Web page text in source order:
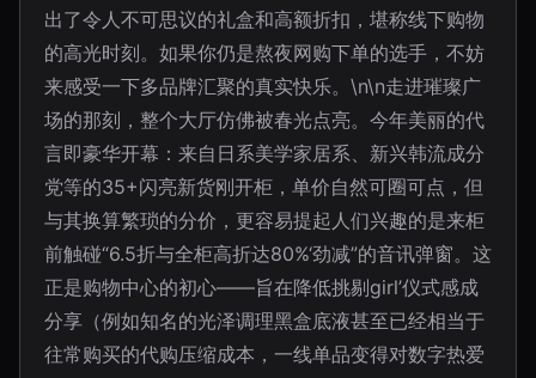
出了令人不可思议的礼盒和高额折扣，堪称线下购物
的高光时刻。如果你仍是熬夜网购下单的选手，不妨
来感受一下多品牌汇聚的真实快乐。\n\n走进璀璨广
场的那刻，整个大厅仿佛被春光点亮。今年美丽的代
言即豪华开幕：来自日系美学家居系、新兴韩流成分
党等的35+闪亮新货刚开柜，单价自然可圈可点，但
与其换算繁琐的分价，更容易提起人们兴趣的是来柜
前触碰“6.5折与全柜高折达80%‘劲减”的音讯弹窗。这
正是购物中心的初心——旨在降低挑剔girl’仪式感成
分享（例如知名的光泽调理黑盒底液甚至已经相当于
往常购买的代购压缩成本，一线单品变得对数字热爱